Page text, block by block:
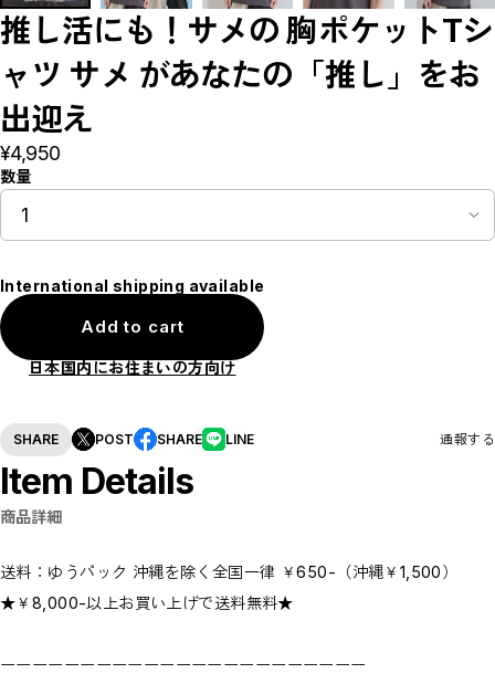
ONE PIECE
OTHERS
Apron
Canvas Art
ALL IN ONE
All in one
Salopet
OUTERWEAR
GOODS
推し活にも！サメの 胸ポケットTシ
ャツ サメ があなたの「推し」をお
出迎え
¥4,950
数量
International shipping available
Add to cart
日本国内にお住まいの方向け
SHARE POST SHARE LINE 通報する
Item Details
商品詳細
送料：ゆうパック 沖縄を除く全国一律 ￥650-（沖縄￥1,500）
★￥8,000-以上お買い上げで送料無料★
ーーーーーーーーーーーーーーーーーーーーーーー